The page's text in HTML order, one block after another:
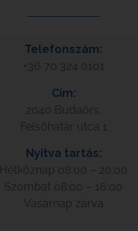
Telefonszám:
+36 70 324 0101
Cím:
2040 Budaörs,
Felsőhatár utca 1
Nyitva tartás:
Hétköznap 08:00 – 20:00
Szombat 08:00 – 16:00
Vasárnap zárva